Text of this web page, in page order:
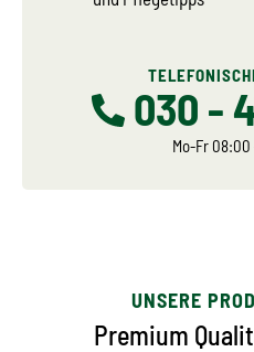
030 -
Mo-Fr
UNSERE
Premium